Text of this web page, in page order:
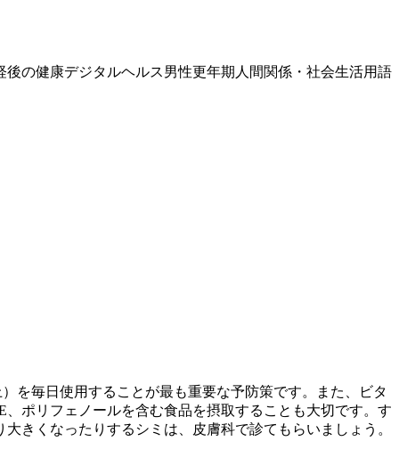
後の健康デジタルヘルス男性更年期 人間関係・社会生活用語
を毎日使用することが最も重要な予防策です。また、ビタ
ポリフェノールを含む食品を摂取することも大切です。す
きくなったりするシミは、皮膚科で診てもらいましょう。